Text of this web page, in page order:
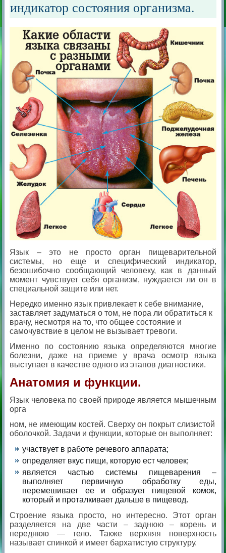
индикатор состояния организма.
Язык – это не просто орган пищеварительной
системы, но еще и специфический индикатор,
безошибочно сообщающий человеку, как в данный
момент чувствует себя организм, нуждается ли он в
специальной защите или нет.
Нередко именно язык привлекает к себе внимание,
заставляет задуматься о том, не пора ли обратиться к
врачу, несмотря на то, что общее состояние и
самочувствие в целом не вызывает тревоги.
Именно по состоянию языка определяются многие
болезни, даже на приеме у врача осмотр языка
выступает в качестве одного из этапов диагностики.
Анатомия и функции.
Язык человека по своей природе является мышечным
орга
ном, не имеющим костей. Сверху он покрыт слизистой
оболочкой. Задачи и функции, которые он выполняет:
участвует в работе речевого аппарата;
определяет вкус пищи, которую ест человек;
является частью системы пищеварения –
выполняет первичную обработку еды,
перемешивает ее и образует пищевой комок,
который и проталкивает дальше в пищевод.
Строение языка просто, но интересно. Этот орган
разделяется на две части – заднюю – корень и
переднюю — тело. Также верхняя поверхность
называет спинкой и имеет бархатистую структуру.